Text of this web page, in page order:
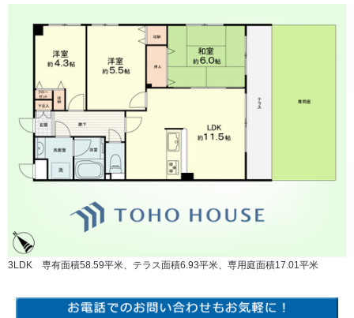
3LDK 専有面積58.59平米、テラス面積6.93平米、専用庭面積17.01平米